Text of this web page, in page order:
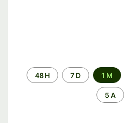
Periodo48 H 7 D 1 M
5 A